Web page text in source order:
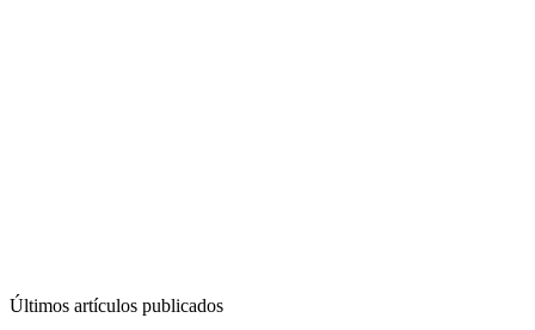
Últimos artículos publicados